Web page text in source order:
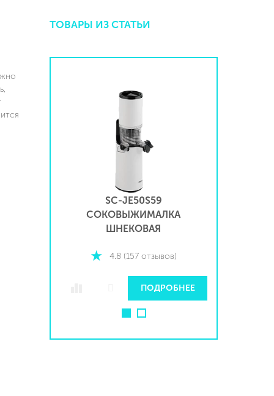
ТОВАРЫ ИЗ СТАТЬИ
SC-JE50S59
СОКОВЫЖИМАЛКА
ШНЕКОВАЯ
4.8 (157 отзывов)
ПОДРОБНЕЕ